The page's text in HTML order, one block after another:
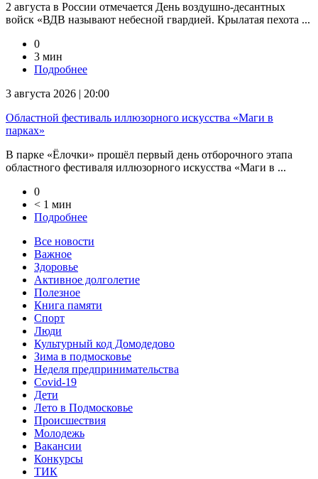
2 августа в России отмечается День воздушно-десантных
войск «ВДВ называют небесной гвардией. Крылатая пехота ...
0
3 мин
Подробнее
3 августа 2026 | 20:00
Областной фестиваль иллюзорного искусства «Маги в
парках»
В парке «Ёлочки» прошёл первый день отборочного этапа
областного фестиваля иллюзорного искусства «Маги в ...
0
< 1 мин
Подробнее
Все новости
Важное
Здоровье
Активное долголетие
Полезное
Книга памяти
Спорт
Люди
Культурный код Домодедово
Зима в подмосковье
Неделя предпринимательства
Covid-19
Дети
Лето в Подмосковье
Происшествия
Молодежь
Вакансии
Конкурсы
ТИК